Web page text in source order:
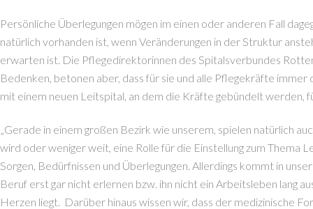
Persönliche Überlegungen mögen im einen oder anderen Fall
natürlich vorhanden ist, wenn Veränderungen in der Struktur
erwarten ist. Die Pflegedirektorinnen des Spitalsverbundes
Bedenken, betonen aber, dass für sie und alle Pflegekräfte
mit einem neuen Leitspital, an dem die Kräfte gebündelt werden,
„Gerade in einem großen Bezirk wie unserem, spielen natürlich
wird oder weniger weit, eine Rolle für die Einstellung zum Thema
Sorgen, Bedürfnissen und Überlegungen. Allerdings kommt in
Beruf erst gar nicht erlernen bzw. ihn nicht ein Arbeitsleben lang
Herzen liegt. Darüber hinaus wissen wir, dass der medizinische